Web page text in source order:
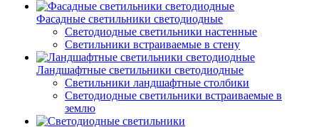
Фасадные светильники светодиодные
Светодиодные светильники настенные
Светильники встраиваемые в стену
Ландшафтные светильники светодиодные
Светильники ландшафтные столбики
Светодиодные светильники встраиваемые в
землю